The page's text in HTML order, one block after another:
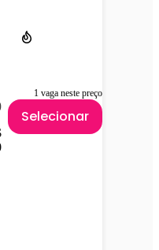
1 vaga neste preço
Selecionar